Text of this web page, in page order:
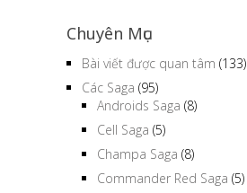
Chuyên Mục
Bài viết được quan tâm (133)
Các Saga (95)
Androids Saga (8)
Cell Saga (5)
Champa Saga (8)
Commander Red Saga (5)